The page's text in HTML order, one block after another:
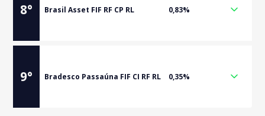
8° Brasil Asset FIF RF CP RL 0,83%
9° Bradesco Passaúna FIF CI RF RL 0,35%